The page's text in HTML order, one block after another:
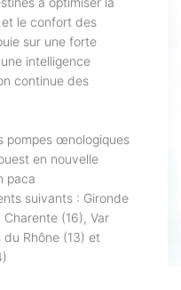
le confort des
sur une forte
intelligence
continue des
pompes œnologiques
en nouvelle
paca
suivants : Gironde
(16), Var
Rhône (13) et